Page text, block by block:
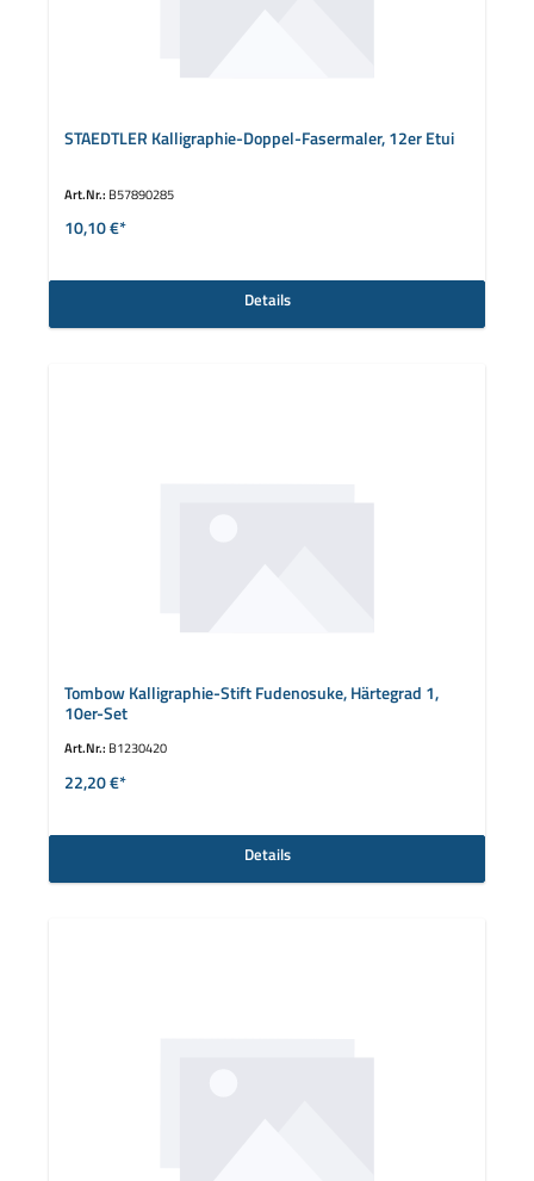
STAEDTLER Kalligraphie-Doppel-Fasermaler, 12er Etui
Art.Nr.: B57890285
10,10 €*
Details
Tombow Kalligraphie-Stift Fudenosuke, Härtegrad 1,
10er-Set
Art.Nr.: B1230420
22,20 €*
Details